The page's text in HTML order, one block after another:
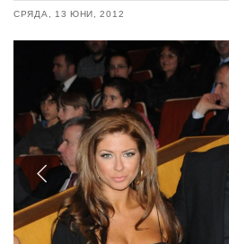
СРЯДА, 13 ЮНИ, 2012